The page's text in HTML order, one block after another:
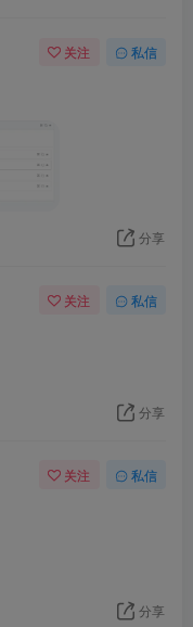
关注 私信
分享
关注 私信
分享
关注 私信
分享